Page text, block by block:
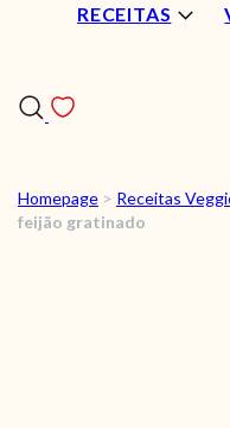
RECEITAS
Homepage > Receitas
feijão gratinado